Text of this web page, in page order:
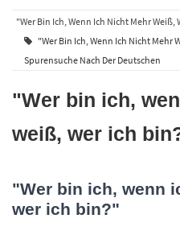
"Wer Bin Ich, Wenn Ich Nicht Mehr Weiß,
"Wer Bin Ich, Wenn Ich Nicht Mehr
Spurensuche Nach Der Deutschen
"Wer bin ich,
weiß, wer ich
"Wer bin ich, wenn
wer ich bin?"